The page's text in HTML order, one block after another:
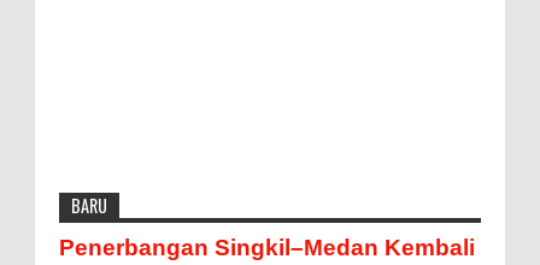
BARU
Penerbangan Singkil–Medan Kembali